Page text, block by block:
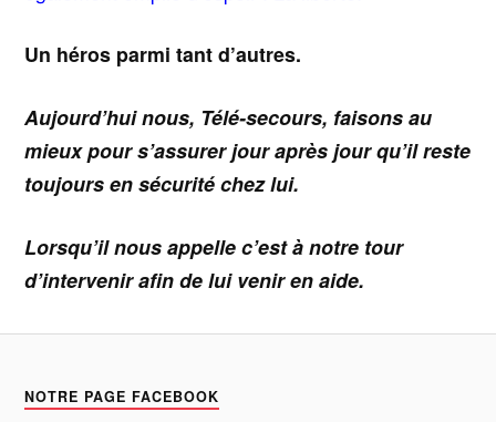
Un héros parmi tant d’autres.
Aujourd’hui nous, Télé-secours, faisons au
mieux pour s’assurer jour après jour qu’il reste
toujours en sécurité chez lui.
Lorsqu’il nous appelle c’est à notre tour
d’intervenir afin de lui venir en aide.
NOTRE PAGE FACEBOOK